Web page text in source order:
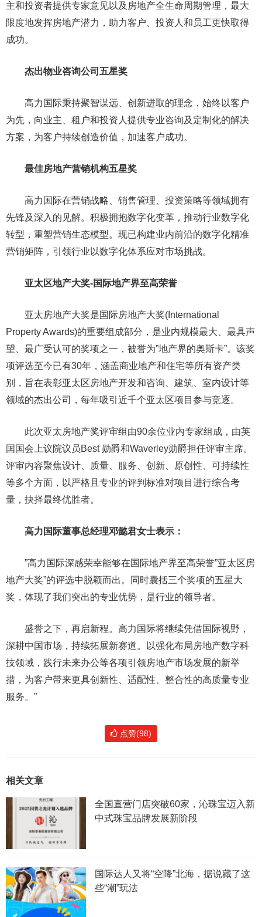
主和投资者提供专家意见以及房地产全生命周期管理，最大
限度地发挥房地产潜力，助力客户、投资人和员工更快取得
成功。
杰出物业咨询公司五星奖
高力国际秉持聚智谋远、创新进取的理念，始终以客户
为先，向业主、租户和投资人提供专业咨询及定制化的解决
方案，为客户持续创造价值，加速客户成功。
最佳房地产营销机构五星奖
高力国际在营销战略、销售管理、投资策略等领域拥有
先锋及深入的见解。积极拥抱数字化变革，推动行业数字化
转型，重塑营销生态模型。现已构建业内前沿的数字化精准
营销矩阵，引领行业以数字化体系应对市场挑战。
亚太区地产大奖-国际地产界至高荣誉
亚太房地产大奖是国际房地产大奖(International
Property Awards)的重要组成部分，是业内规模最大、最具声
望、最广受认可的奖项之一，被誉为”地产界的奥斯卡”。该奖
项评选至今已有30年，涵盖商业地产和住宅等所有资产类
别，旨在表彰亚太区房地产开发和咨询、建筑、室内设计等
领域的杰出公司，每年吸引近千个亚太区项目参与竞逐。
此次亚太房地产奖评审组由90余位业内专家组成，由英
国国会上议院议员Best 勋爵和Waverley勋爵担任评审主席。
评审内容聚焦设计、质量、服务、创新、原创性、可持续性
等多个方面，以严格且专业的评判标准对项目进行综合考
量，抉择最终优胜者。
高力国际董事总经理邓懿君女士表示：
”高力国际深感荣幸能够在国际地产界至高荣誉”亚太区房
地产大奖”的评选中脱颖而出。同时囊括三个奖项的五星大
奖，体现了我们突出的专业优势，是行业的领导者。
盛誉之下，再启新程。高力国际将继续凭借国际视野，
深耕中国市场，持续拓展新赛道。以强化布局房地产数字科
技领域，践行未来办公等各项引领房地产市场发展的新举
措，为客户带来更具创新性、适配性、整合性的高质量专业
服务。”
点赞(98)
相关文章
全国直营门店突破60家，沁珠宝迈入新
中式珠宝品牌发展新阶段
国际达人又将“空降”北海，据说藏了这
些“潮”玩法